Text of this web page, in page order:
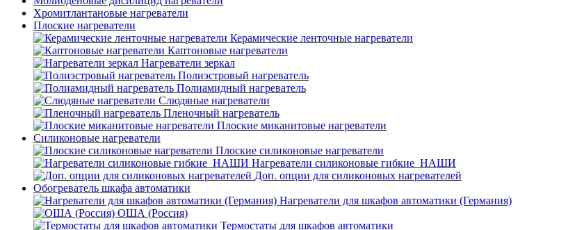
Хромитлантановые нагреватели
Плоские нагреватели
Керамические ленточные нагреватели
Каптоновые нагреватели
Нагреватели зеркал
Полиэстровый нагреватель
Полиамидный нагреватель
Слюдяные нагреватели
Пленочный нагреватель
Плоские миканитовые нагреватели
Силиконовые нагреватели
Плоские силиконовые нагреватели
Нагреватели силиконовые гибкие_НАШИ
Доп. опции для силиконовых нагревателей
Обогреватель шкафа автоматики
Нагреватели для шкафов автоматики (Германия)
ОША (Россия)
Термостаты для шкафов автоматики